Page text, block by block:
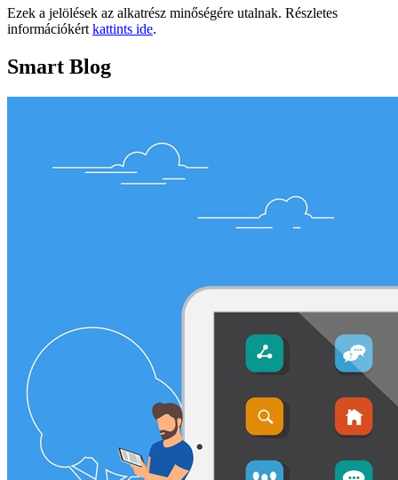
Ezek a jelölések az alkatrész minőségére utalnak. Részletes
információkért kattints ide.
Smart Blog